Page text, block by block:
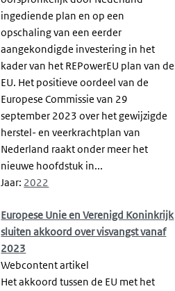
ingediende plan en op een
opschaling van een eerder
aangekondigde investering in het
kader van het REPowerEU plan van de
EU. Het positieve oordeel van de
Europese Commissie van 29
september 2023 over het gewijzigde
herstel- en veerkrachtplan van
Nederland raakt onder meer het
nieuwe hoofdstuk in...
Jaar: 2022
Europese Unie en Verenigd Koninkrijk
sluiten akkoord over visvangst vanaf
2023
Webcontent artikel
Het akkoord tussen de EU met het